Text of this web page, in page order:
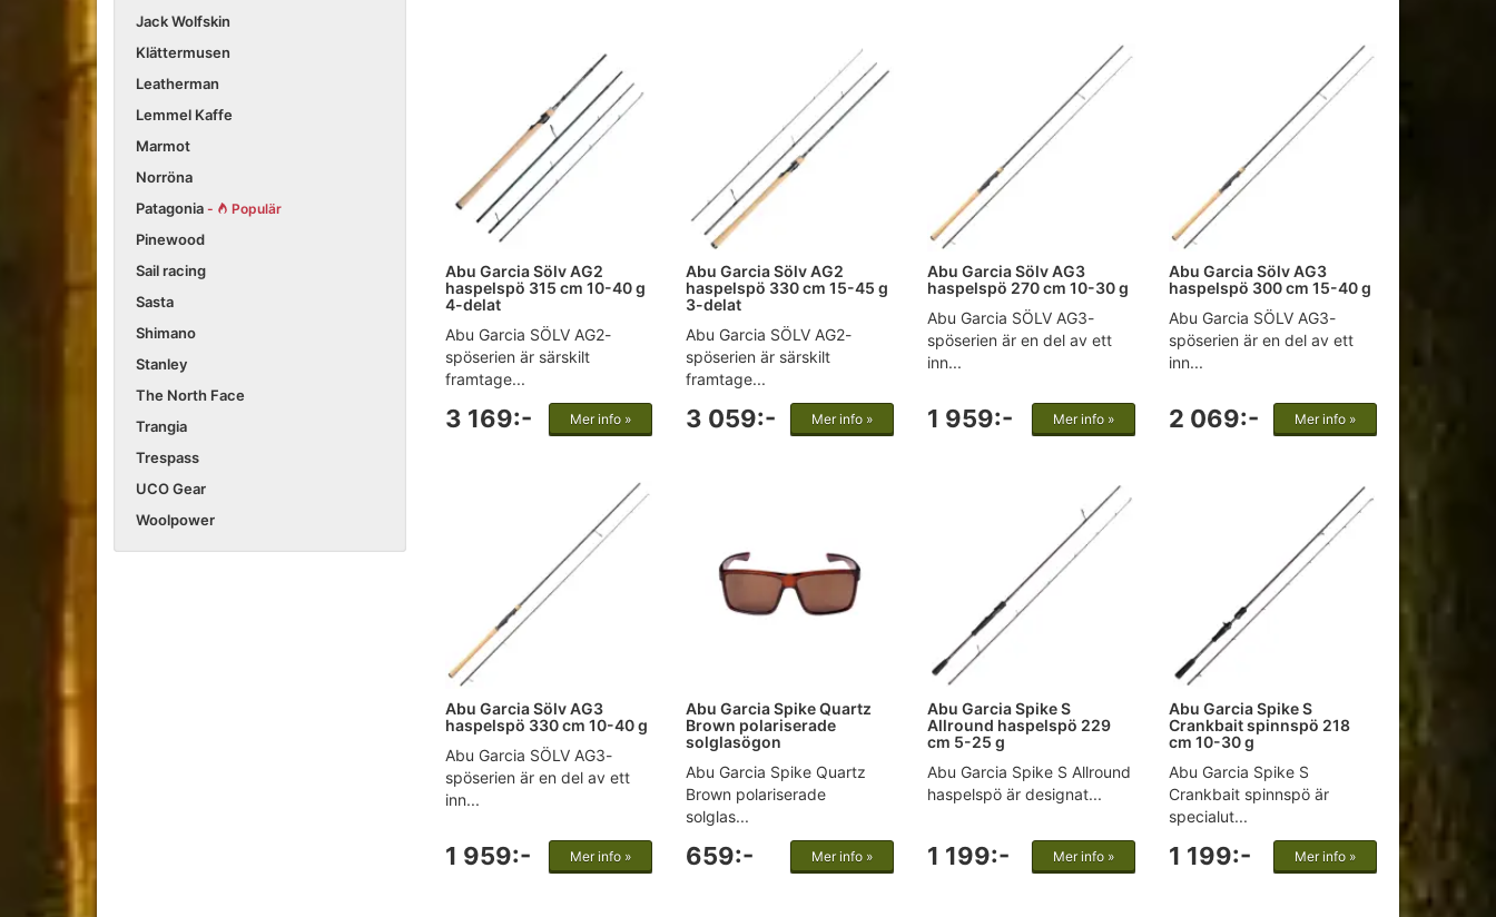
Jack Wolfskin
Klättermusen
Leatherman
Lemmel Kaffe
Marmot
Norröna
Patagonia - Populär
Pinewood
Sail racing
Sasta
Shimano
Stanley
The North Face
Trangia
Trespass
UCO Gear
Woolpower
Abu Garcia Sölv AG2
haspelspö 315 cm 10-40 g
4-delat
Abu Garcia SÖLV AG2-
spöserien är särskilt
framtage...
3 169:- Mer info »
Abu Garcia Sölv AG2
haspelspö 330 cm 15-45 g
3-delat
Abu Garcia SÖLV AG2-
spöserien är särskilt
framtage...
3 059:- Mer info »
Abu Garcia Sölv AG3
haspelspö 270 cm 10-30 g
Abu Garcia SÖLV AG3-
spöserien är en del av ett
inn...
1 959:- Mer info »
Abu Garcia Sölv AG3
haspelspö 300 cm 15-40 g
Abu Garcia SÖLV AG3-
spöserien är en del av ett
inn...
2 069:- Mer info »
Abu Garcia Sölv AG3
haspelspö 330 cm 10-40 g
Abu Garcia SÖLV AG3-
spöserien är en del av ett
inn...
1 959:- Mer info »
Abu Garcia Spike Quartz
Brown polariserade
solglasögon
Abu Garcia Spike Quartz
Brown polariserade
solglas...
659:- Mer info »
Abu Garcia Spike S
Allround haspelspö 229
cm 5-25 g
Abu Garcia Spike S Allround
haspelspö är designat...
1 199:- Mer info »
Abu Garcia Spike S
Crankbait spinnspö 218
cm 10-30 g
Abu Garcia Spike S
Crankbait spinnspö är
specialut...
1 199:- Mer info »